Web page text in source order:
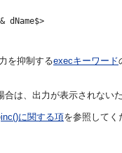
dName$>
を抑制するexecキーワード
合は、出力が表示されない
inc()に関する項を参照してく